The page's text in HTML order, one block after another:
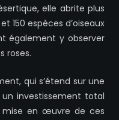
elle abrite plus
150 espèces d’oiseaux
également y observer
roses.
qui s’étend sur une
un investissement total
mise en œuvre de ces